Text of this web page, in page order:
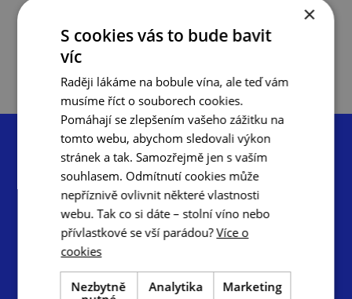
Centrála cestovního ruchu – Jižní Morava, z.s.p.o.
Radnická 2, 602 00 Brno
www.ccrjm.cz
×
S cookies vás to bude bavit
víc
Raději lákáme na bobule vína, ale teď vám
musíme říct o souborech cookies.
Pomáhají se zlepšením vašeho zážitku na
tomto webu, abychom sledovali výkon
stránek a tak. Samozřejmě jen s vaším
souhlasem. Odmítnutí cookies může
nepříznivě ovlivnit některé vlastnosti
webu. Tak co si dáte – stolní víno nebo
přívlastkové se vší parádou?Více o
cookies
Nezbytně
Analytika Marketing